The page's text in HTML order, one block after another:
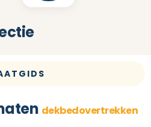
dekbedovertrekken